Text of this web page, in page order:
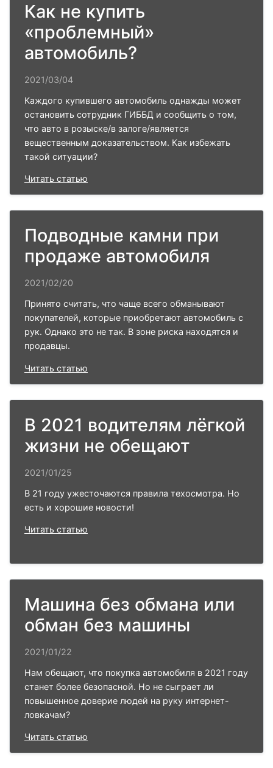
Как не купить
«проблемный»
автомобиль?
2021/03/04
Каждого купившего автомобиль однажды может
остановить сотрудник ГИББД и сообщить о том,
что авто в розыске/в залоге/является
вещественным доказательством. Как избежать
такой ситуации?
Читать статью
Подводные камни при
продаже автомобиля
2021/02/20
Принято считать, что чаще всего обманывают
покупателей, которые приобретают автомобиль с
рук. Однако это не так. В зоне риска находятся и
продавцы.
Читать статью
В 2021 водителям лёгкой
жизни не обещают
2021/01/25
В 21 году ужесточаются правила техосмотра. Но
есть и хорошие новости!
Читать статью
Машина без обмана или
обман без машины
2021/01/22
Нам обещают, что покупка автомобиля в 2021 году
станет более безопасной. Но не сыграет ли
повышенное доверие людей на руку интернет-
ловкачам?
Читать статью